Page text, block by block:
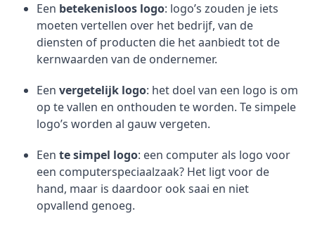
Een betekenisloos logo: logo’s zouden je iets
moeten vertellen over het bedrijf, van de
diensten of producten die het aanbiedt tot de
kernwaarden van de ondernemer.
Een vergetelijk logo: het doel van een logo is om
op te vallen en onthouden te worden. Te simpele
logo’s worden al gauw vergeten.
Een te simpel logo: een computer als logo voor
een computerspeciaalzaak? Het ligt voor de
hand, maar is daardoor ook saai en niet
opvallend genoeg.